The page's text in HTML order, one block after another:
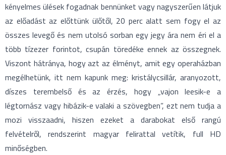
kényelmes ülések fogadnak bennünket vagy nagyszerűen látjuk
az előadást az előttünk ülőtől, 20 perc alatt sem fogy el az
összes levegő és nem utolsó sorban egy jegy ára nem éri el a
több tízezer forintot, csupán töredéke ennek az összegnek.
Viszont hátránya, hogy azt az élményt, amit egy operaházban
megélhetünk, itt nem kapunk meg: kristálycsillár, aranyozott,
díszes terembelső és az érzés, hogy „vajon leesik-e a
légtornász vagy hibázik-e valaki a szövegben”, ezt nem tudja a
mozi visszaadni, hiszen ezeket a darabokat első rangú
felvételről, rendszerint magyar felirattal vetítik, full HD
minőségben.